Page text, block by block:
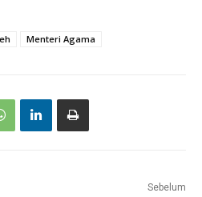
Menteri Agama
Sebelum